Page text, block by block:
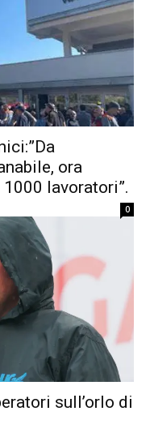
ora
lavoratori”.
0
sull’orlo di